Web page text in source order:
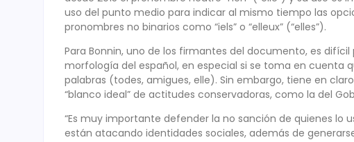
uso del punto medio para indicar al mismo tiempo las
pronombres no binarios como “iels” o “elleux” (“elles”).
Para Bonnin, uno de los firmantes del documento, es
morfología del español, en especial si se toma en cuenta
palabras (todes, amigues, elle). Sin embargo, tiene en
“blanco ideal” de actitudes conservadoras, como la del
“Es muy importante defender la no sanción de quienes lo
están atacando identidades sociales, además de